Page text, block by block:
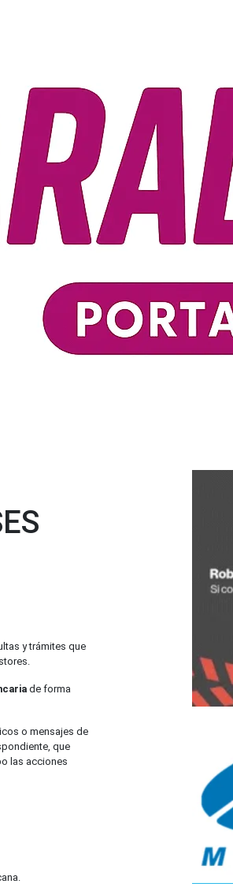
y trámites que
de forma
o mensajes de
que
las acciones